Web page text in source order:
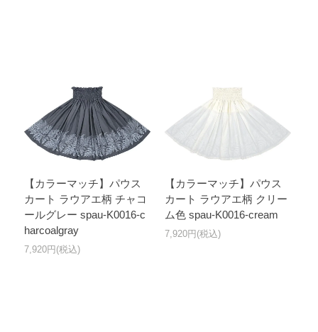
【カラーマッチ】パウス
カート ラウアエ柄 チャコ
ールグレー spau-K0016-c
harcoalgray
7,920円(税込)
【カラーマッチ】パウス
カート ラウアエ柄 クリー
ム色 spau-K0016-cream
7,920円(税込)